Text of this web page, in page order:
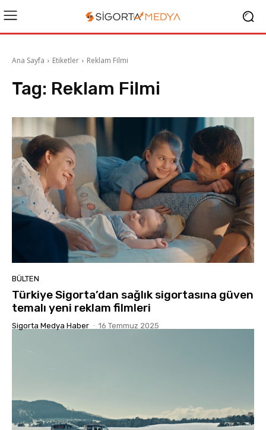
Ana Sayfa Etiketler Reklam Filmi
Tag: Reklam Filmi
BÜLTEN
Türkiye Sigorta’dan sağlık sigortasına güven
temalı yeni reklam filmleri
Sigorta Medya Haber - 16 Temmuz 2025